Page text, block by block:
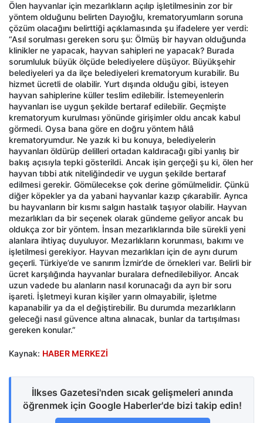
Ölen hayvanlar için mezarlıkların açılıp işletilmesinin zor bir
yöntem olduğunu belirten Dayıoğlu, krematoryumların soruna
çözüm olacağını belirttiği açıklamasında şu ifadelere yer verdi:
“Asıl sorulması gereken soru şu: Ölmüş bir hayvan olduğunda
klinikler ne yapacak, hayvan sahipleri ne yapacak? Burada
sorumluluk büyük ölçüde belediyelere düşüyor. Büyükşehir
belediyeleri ya da ilçe belediyeleri krematoryum kurabilir. Bu
hizmet ücretli de olabilir. Yurt dışında olduğu gibi, isteyen
hayvan sahiplerine küller teslim edilebilir. İstemeyenlerin
hayvanları ise uygun şekilde bertaraf edilebilir. Geçmişte
krematoryum kurulması yönünde girişimler oldu ancak kabul
görmedi. Oysa bana göre en doğru yöntem hâlâ
krematoryumdur. Ne yazık ki bu konuya, belediyelerin
hayvanları öldürüp delilleri ortadan kaldıracağı gibi yanlış bir
bakış açısıyla tepki gösterildi. Ancak işin gerçeği şu ki, ölen her
hayvan tıbbi atık niteliğindedir ve uygun şekilde bertaraf
edilmesi gerekir. Gömülecekse çok derine gömülmelidir. Çünkü
diğer köpekler ya da yabani hayvanlar kazıp çıkarabilir. Ayrıca
bu hayvanların bir kısmı salgın hastalık taşıyor olabilir. Hayvan
mezarlıkları da bir seçenek olarak gündeme geliyor ancak bu
oldukça zor bir yöntem. İnsan mezarlıklarında bile sürekli yeni
alanlara ihtiyaç duyuluyor. Mezarlıkların korunması, bakımı ve
işletilmesi gerekiyor. Hayvan mezarlıkları için de aynı durum
geçerli. Türkiye’de ve sanırım İzmir’de de örnekleri var. Belirli bir
ücret karşılığında hayvanlar buralara defnedilebiliyor. Ancak
uzun vadede bu alanların nasıl korunacağı da ayrı bir soru
işareti. İşletmeyi kuran kişiler yarın olmayabilir, işletme
kapanabilir ya da el değiştirebilir. Bu durumda mezarlıkların
geleceği nasıl güvence altına alınacak, bunlar da tartışılması
gereken konular.”
Kaynak: HABER MERKEZİ
İlkses Gazetesi'nden sıcak gelişmeleri anında
öğrenmek için Google Haberler'de bizi takip edin!